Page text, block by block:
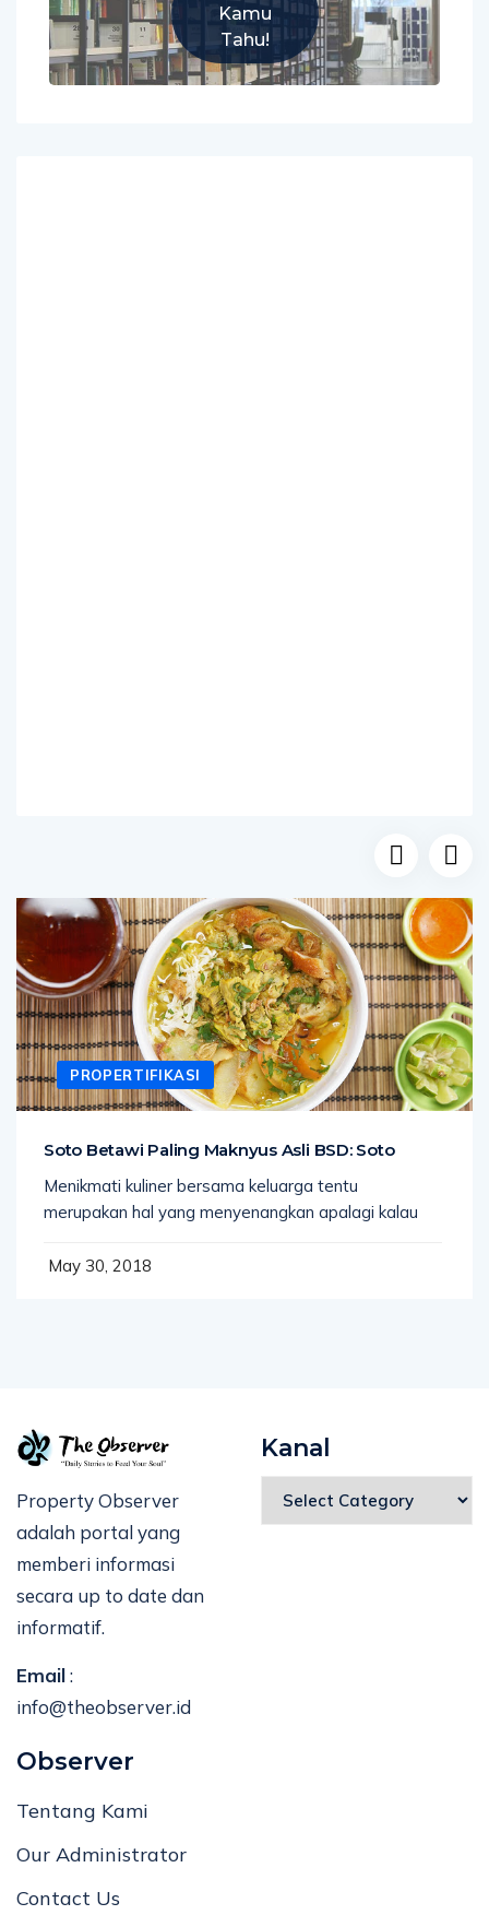
Kamu
Tahu!
PROPERTIFIKASI
Soto Betawi Paling Maknyus Asli BSD: Soto
Menikmati kuliner bersama keluarga tentu
merupakan hal yang menyenangkan apalagi kalau
May 30, 2018
Property Observer
adalah portal yang
memberi informasi
secara up to date dan
informatif.
Email:
info@theobserver.id
Kanal
Observer
Tentang Kami
Our Administrator
Contact Us